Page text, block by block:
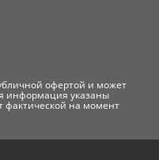
офертой и может
информация указаны
фактической на момент